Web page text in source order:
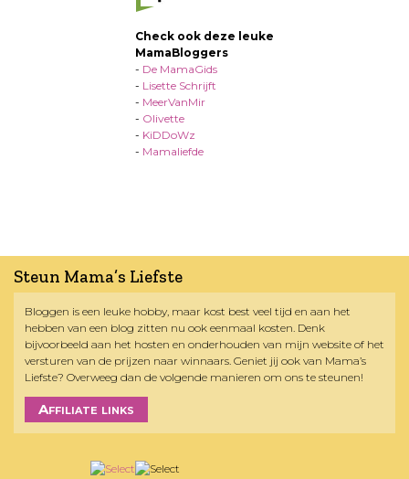
Check ook deze leuke
MamaBloggers
- De MamaGids
- Lisette Schrijft
- MeerVanMir
- Olivette
- KiDDoWz
- Mamaliefde
Steun Mama’s Liefste
Bloggen is een leuke hobby, maar kost best veel tijd en aan het
hebben van een blog zitten nu ook eenmaal kosten. Denk
bijvoorbeeld aan het hosten en onderhouden van mijn website of het
versturen van de prijzen naar winnaars. Geniet jij ook van Mama’s
Liefste? Overweeg dan de volgende manieren om ons te steunen!
Affiliate links